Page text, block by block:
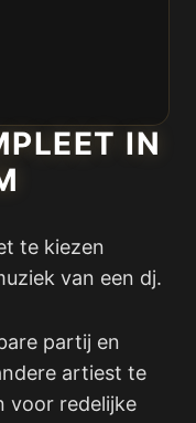
IN
te kiezen
van een dj.
partij en
artiest te
voor redelijke